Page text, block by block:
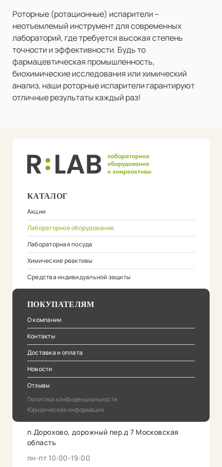
Роторные (ротационные) испарители –
неотъемлемый инструмент для современных
лабораторий, где требуется высокая степень
точности и эффективности. Будь то
фармацевтическая промышленность,
биохимические исследования или химический
анализ, наши роторные испарители гарантируют
отличные результаты каждый раз!
КАТАЛОГ
Акции
Лабораторное оборудование
Лабораторная посуда
Химические реактивы
Средства индивидуальной защиты
ПОКУПАТЕЛЯМ
О компании
Контакты
Доставка и оплата
Новости
Отзывы
Политика конфиденциальности
Юридическая информация
п.Дорохово, дорожный пер.д 7 Московская
область
пн-пт 10:00-19:00